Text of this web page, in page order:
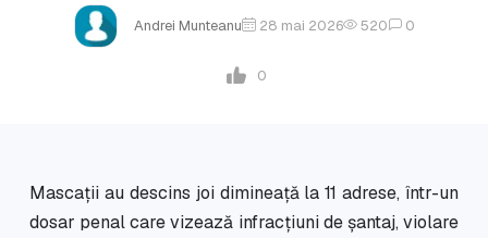
Andrei Munteanu 28 mai 2026 520 0
0
Mascații au descins joi dimineață la 11 adrese, într-un
dosar penal care vizează infracțiuni de șantaj, violare